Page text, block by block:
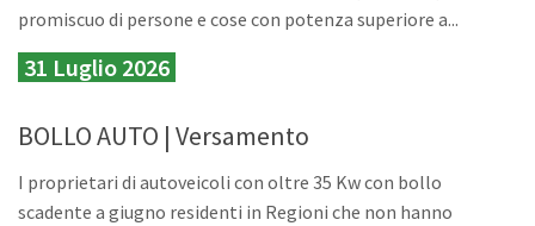
promiscuo di persone e cose con potenza superiore a...
31 Luglio 2026
BOLLO AUTO | Versamento
I proprietari di autoveicoli con oltre 35 Kw con bollo
scadente a giugno residenti in Regioni che non hanno